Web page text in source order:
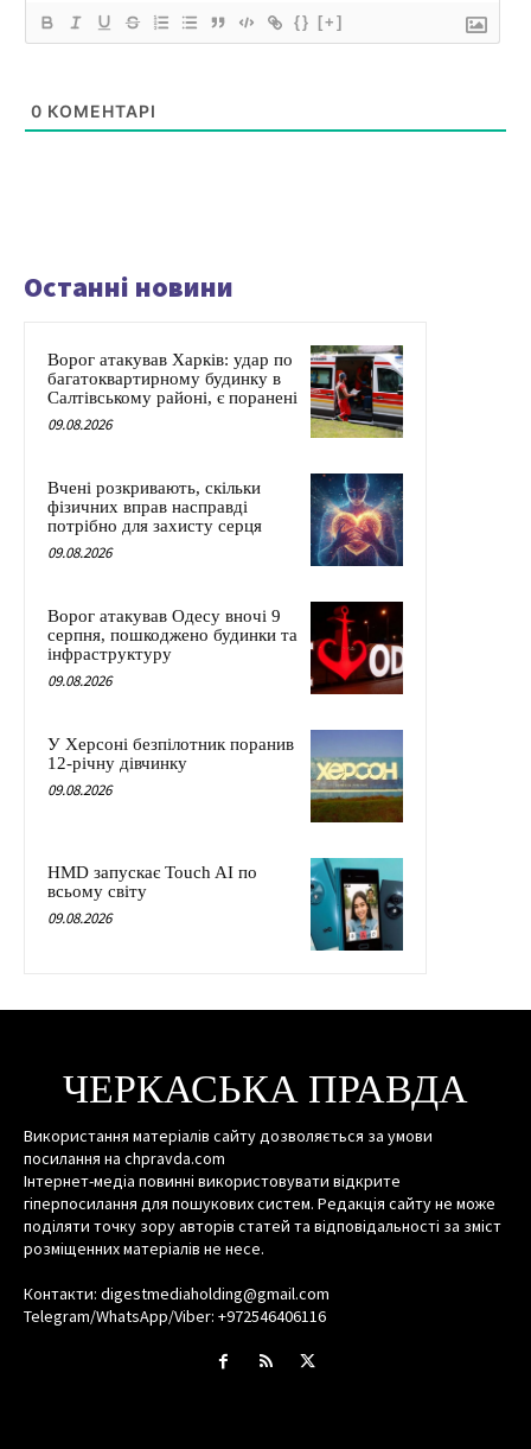
{} [+]
0 КОМЕНТАРІ
Останні новини
Ворог атакував Харків: удар по
багатоквартирному будинку в
Салтівському районі, є поранені
09.08.2026
Вчені розкривають, скільки
фізичних вправ насправді
потрібно для захисту серця
09.08.2026
Ворог атакував Одесу вночі 9
серпня, пошкоджено будинки та
інфраструктуру
09.08.2026
У Херсоні безпілотник поранив
12-річну дівчинку
09.08.2026
HMD запускає Touch AI по
всьому світу
09.08.2026
ЧЕРКАСЬКА ПРАВДА
Використання матеріалів сайту дозволяється за умови
посилання на chpravda.com
Інтернет-медіа повинні використовувати відкрите
гіперпосилання для пошукових систем. Редакція сайту не може
поділяти точку зору авторів статей та відповідальності за зміст
розміщенних матеріалів не несе.
Контакти: digestmediaholding@gmail.com
Telegram/WhatsApp/Viber: +972546406116